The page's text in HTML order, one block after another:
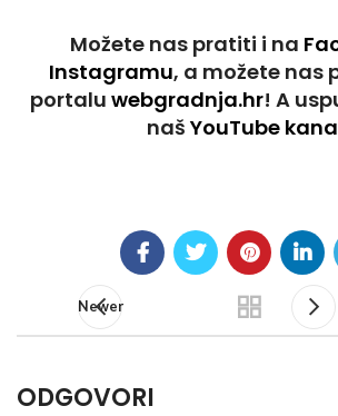
Možete nas pratiti i na
Instagramu, a možete nas
portalu webgradnja.hr! A
naš YouTube
Newer
ODGOVORI